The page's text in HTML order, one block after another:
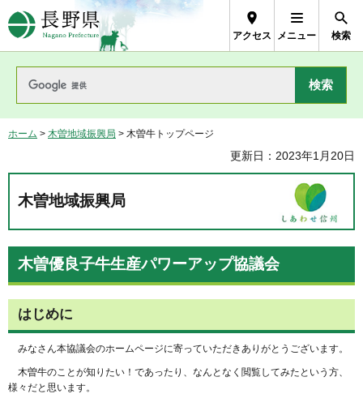
長野県Nagano Prefecture
アクセス メニュー 検索
ホーム > 木曽地域振興局 > 木曽牛トップページ
更新日：2023年1月20日
木曽地域振興局
木曽優良子牛生産パワーアップ協議会
はじめに
みなさん本協議会のホームページに寄っていただきありがとうございます。
木曽牛のことが知りたい！であったり、なんとなく閲覧してみたという方、
様々だと思います。